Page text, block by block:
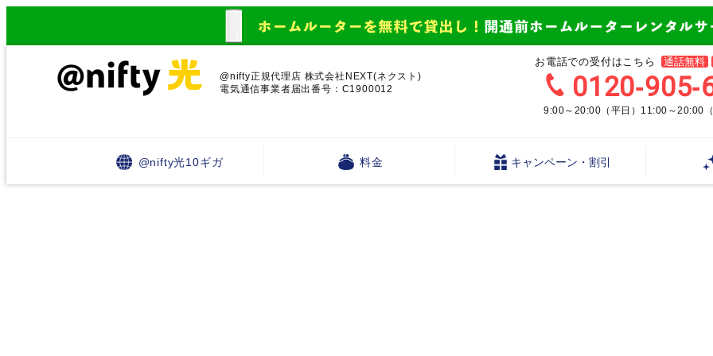
@nifty正規代理店 株式会社NEXT(ネクスト)
電気通信事業者届出番号：C1900012
お電話での受付はこちら 通話無料
0120-905-
9:00～20:00（平日）11:00～20:00
@nifty光10ギガ 料金 キャンペーン・割引